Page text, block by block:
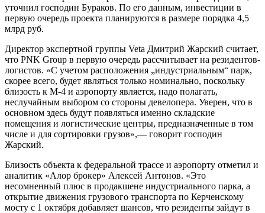
уточнил господин Бураков. По его данным, инвестиции в
первую очередь проекта планируются в размере порядка 4,5
млрд руб.
Директор экспертной группы Veta Дмитрий Жарский считает,
что PNK Group в первую очередь рассчитывает на резидентов-
логистов. «С учетом расположения „индустриальным“ парк,
скорее всего, будет являться только номинально, поскольку
близость к М-4 и аэропорту является, надо полагать,
неслучайным выбором со стороны девелопера. Уверен, что в
основном здесь будут появляться именно складские
помещения и логистические центры, предназначенные в том
числе и для сортировки грузов»,— говорит господин
Жарский.
Близость объекта к федеральной трассе и аэропорту отметил и
аналитик «Алор брокер» Алексей Антонов. «Это
несомненный плюс в продакшене индустриального парка, а
открытие движения грузового транспорта по Керченскому
мосту с 1 октября добавляет шансов, что резиденты зайдут в